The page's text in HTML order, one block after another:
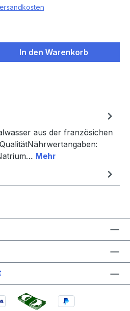
Gib den
In den Warenkorb
aus der französichen
Mehr